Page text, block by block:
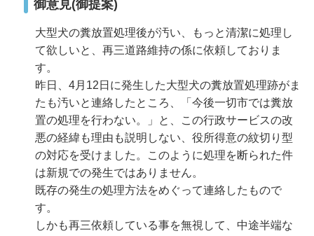
御意見(御提案)
大型犬の糞放置処理後が汚い、もっと清潔に処理し
て欲しいと、再三道路維持の係に依頼しておりま
す。
昨日、4月12日に発生した大型犬の糞放置処理跡がま
たも汚いと連絡したところ、「今後一切市では糞放
置の処理を行わない。」と、この行政サービスの改
悪の経緯も理由も説明しない、役所得意の紋切り型
の対応を受けました。このように処理を断られた件
は新規での発生ではありません。
既存の発生の処理方法をめぐって連絡したもので
す。
しかも再三依頼している事を無視して、中途半端な